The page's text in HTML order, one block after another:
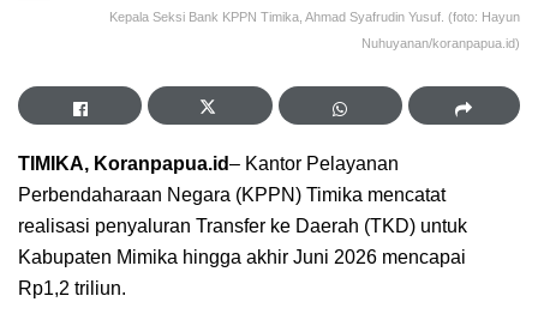
Kepala Seksi Bank KPPN Timika, Ahmad Syafrudin Yusuf. (foto: Hayun
Nuhuyanan/koranpapua.id)
TIMIKA, Koranpapua.id– Kantor Pelayanan
Perbendaharaan Negara (KPPN) Timika mencatat
realisasi penyaluran Transfer ke Daerah (TKD) untuk
Kabupaten Mimika hingga akhir Juni 2026 mencapai
Rp1,2 triliun.